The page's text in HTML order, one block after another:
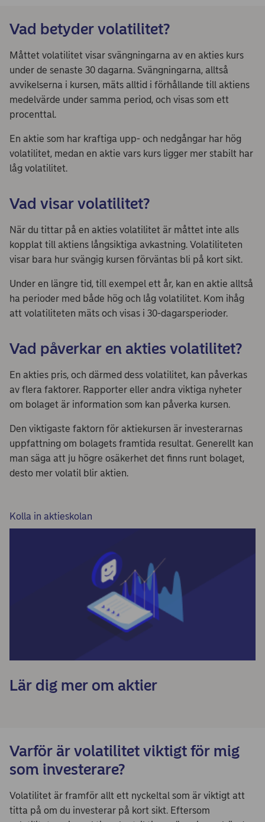
Vad betyder volatilitet?
Måttet volatilitet visar svängningarna av en akties kurs
under de senaste 30 dagarna. Svängningarna, alltså
avvikelserna i kursen, mäts alltid i förhållande till aktiens
medelvärde under samma period, och visas som ett
procenttal.
En aktie som har kraftiga upp- och nedgångar har hög
volatilitet, medan en aktie vars kurs ligger mer stabilt har
låg volatilitet.
Vad visar volatilitet?
När du tittar på en akties volatilitet är måttet inte alls
kopplat till aktiens långsiktiga avkastning. Volatiliteten
visar bara hur svängig kursen förväntas bli på kort sikt.
Under en längre tid, till exempel ett år, kan en aktie alltså
ha perioder med både hög och låg volatilitet. Kom ihåg
att volatiliteten mäts och visas i 30-dagarsperioder.
Vad påverkar en akties volatilitet?
En akties pris, och därmed dess volatilitet, kan påverkas
av flera faktorer. Rapporter eller andra viktiga nyheter
om bolaget är information som kan påverka kursen.
Den viktigaste faktorn för aktiekursen är investerarnas
uppfattning om bolagets framtida resultat. Generellt kan
man säga att ju högre osäkerhet det finns runt bolaget,
desto mer volatil blir aktien.
Kolla in aktieskolan
Lär dig mer om aktier
Varför är volatilitet viktigt för mig
som investerare?
Volatilitet är framför allt ett nyckeltal som är viktigt att
titta på om du investerar på kort sikt. Eftersom